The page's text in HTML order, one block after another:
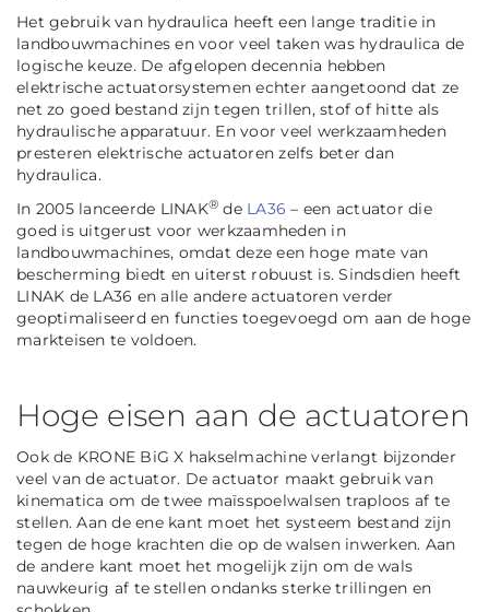
Het gebruik van hydraulica heeft een lange traditie in
landbouwmachines en voor veel taken was hydraulica de
logische keuze. De afgelopen decennia hebben
elektrische actuatorsystemen echter aangetoond dat ze
net zo goed bestand zijn tegen trillen, stof of hitte als
hydraulische apparatuur. En voor veel werkzaamheden
presteren elektrische actuatoren zelfs beter dan
hydraulica.
In 2005 lanceerde LINAK® de LA36 – een actuator die
goed is uitgerust voor werkzaamheden in
landbouwmachines, omdat deze een hoge mate van
bescherming biedt en uiterst robuust is. Sindsdien heeft
LINAK de LA36 en alle andere actuatoren verder
geoptimaliseerd en functies toegevoegd om aan de hoge
markteisen te voldoen.
Hoge eisen aan de actuatoren
Ook de KRONE BiG X hakselmachine verlangt bijzonder
veel van de actuator. De actuator maakt gebruik van
kinematica om de twee maïsspoelwalsen traploos af te
stellen. Aan de ene kant moet het systeem bestand zijn
tegen de hoge krachten die op de walsen inwerken. Aan
de andere kant moet het mogelijk zijn om de wals
nauwkeurig af te stellen ondanks sterke trillingen en